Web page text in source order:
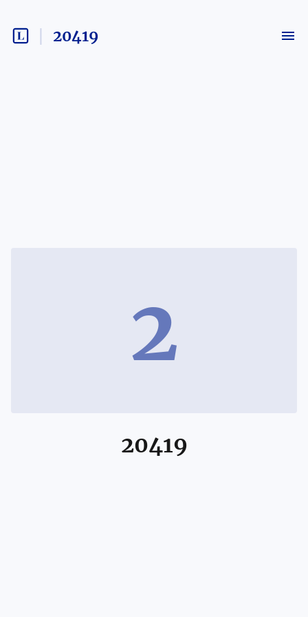
20419
2
20419